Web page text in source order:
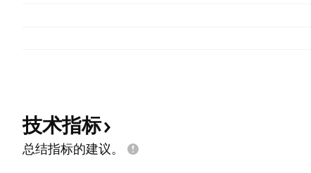
技术指标
总结指标的建议。